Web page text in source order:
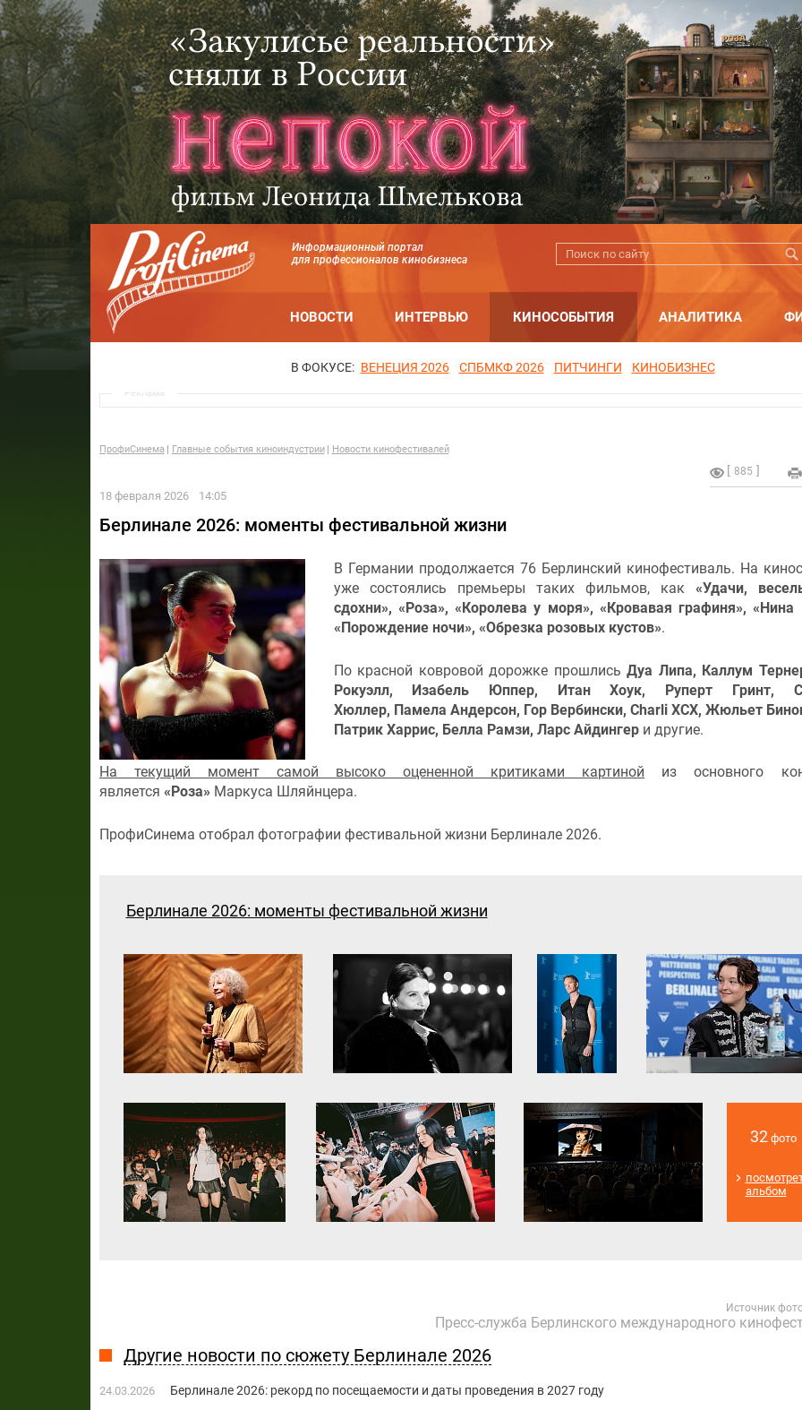
Информационный портал
для профессионалов кинобизнеса
НОВОСТИ ИНТЕРВЬЮ КИНОСОБЫТИЯ АНАЛИТИКА
В ФОКУСЕ: ВЕНЕЦИЯ 2026 СПБМКФ 2026 ПИТЧИНГИ КИНОБИЗНЕС
Реклама
ПрофиСинема Главные события киноиндустрии Новости кинофестивалей
885
18 февраля 2026 14:05
Берлинале 2026: моменты фестивальной жизни
В Германии продолжается 76 Берлинский кинофестиваль. На
уже состоялись премьеры таких фильмов, как «Удачи,
сдохни», «Роза», «Королева у моря», «Кровавая графиня», «Нина
«Порождение ночи», «Обрезка розовых кустов».
По красной ковровой дорожке прошлисьДуа Липа, Каллум
Рокуэлл, Изабель Юппер, Итан Хоук, Руперт Гринт,
Хюллер, Памела Андерсон, Гор Вербински, Charli XCX, Жюльет
Патрик Харрис, Белла Рамзи, Ларс Айдингер и другие.
На текущий момент самой высоко оцененной критиками картиной из основного
является «Роза» Маркуса Шляйнцера.
ПрофиСинема отобрал фотографии фестивальной жизни Берлинале 2026.
Берлинале 2026: моменты фестивальной жизни
32фото
альбом
Источник
Пресс-служба Берлинского международного
Другие новости по сюжету Берлинале 2026
24.03.2026 Берлинале 2026: рекорд по посещаемости и даты проведения в 2027 году